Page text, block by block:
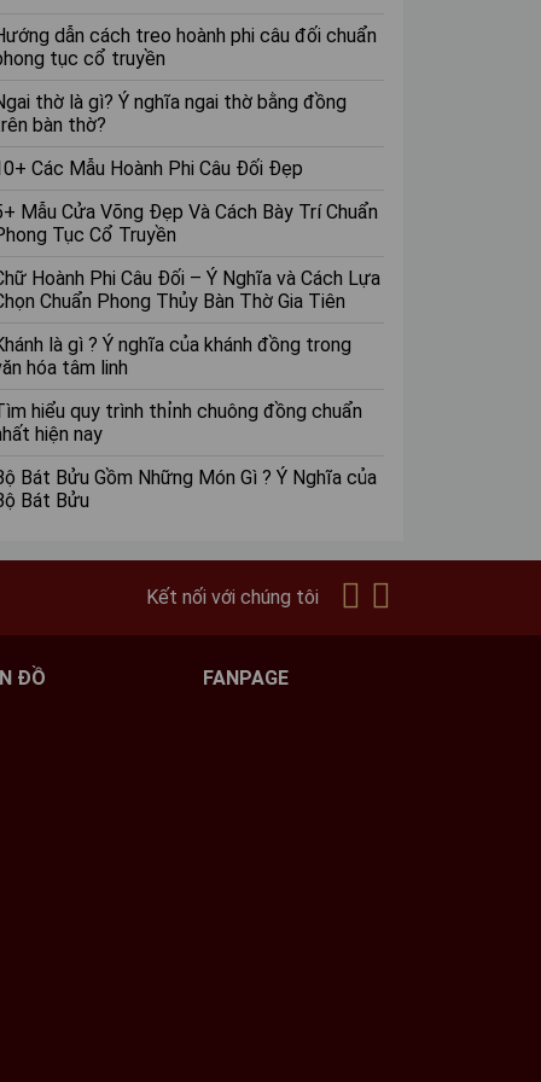
dẫn cách treo hoành phi câu đối chuẩn
tục cổ truyền
thờ là gì? Ý nghĩa ngai thờ bằng đồng
bàn thờ?
Các Mẫu Hoành Phi Câu Đối Đẹp
Mẫu Cửa Võng Đẹp Và Cách Bày Trí Chuẩn
Tục Cổ Truyền
Hoành Phi Câu Đối – Ý Nghĩa và Cách Lựa
Chuẩn Phong Thủy Bàn Thờ Gia Tiên
là gì ? Ý nghĩa của khánh đồng trong
hóa tâm linh
hiểu quy trình thỉnh chuông đồng chuẩn
hiện nay
Bát Bửu Gồm Những Món Gì ? Ý Nghĩa của
Bát Bửu
Kết nối với chúng tôi
ĐỒ FANPAGE